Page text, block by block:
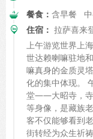
餐食： 含早餐 中
住宿： 拉萨喜来
上午游览世界上
世达赖喇嘛驻地
嘛真身的金质灵
化的集中体现。
堂——大昭寺，寺
等身像，是藏族
客不仅能够看到
街转经为众生祈祷